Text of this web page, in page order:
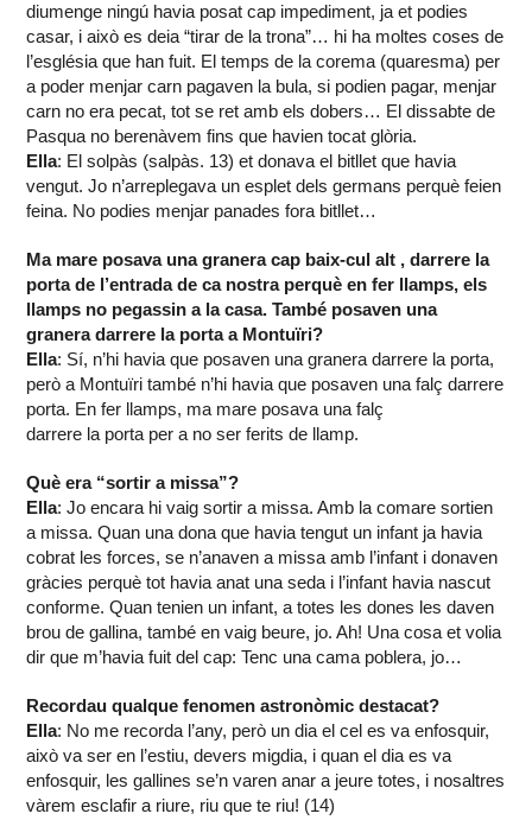
diumenge ningú havia posat cap impediment, ja et podies
casar, i això es deia “tirar de la trona”… hi ha moltes coses de
l’església que han fuit. El temps de la corema (quaresma) per
a poder menjar carn pagaven la bula, si podien pagar, menjar
carn no era pecat, tot se ret amb els dobers… El dissabte de
Pasqua no berenàvem fins que havien tocat glòria.
Ella: El solpàs (salpàs. 13) et donava el bitllet que havia
vengut. Jo n’arreplegava un esplet dels germans perquè feien
feina. No podies menjar panades fora bitllet…
Ma mare posava una granera cap baix-cul alt , darrere la
porta de l’entrada de ca nostra perquè en fer llamps, els
llamps no pegassin a la casa. També posaven una
granera darrere la porta a Montuïri?
Ella: Sí, n’hi havia que posaven una granera darrere la porta,
però a Montuïri també n’hi havia que posaven una falç darrere
porta. En fer llamps, ma mare posava una falç
darrere la porta per a no ser ferits de llamp.
Què era “sortir a missa”?
Ella: Jo encara hi vaig sortir a missa. Amb la comare sortien
a missa. Quan una dona que havia tengut un infant ja havia
cobrat les forces, se n’anaven a missa amb l’infant i donaven
gràcies perquè tot havia anat una seda i l’infant havia nascut
conforme. Quan tenien un infant, a totes les dones les daven
brou de gallina, també en vaig beure, jo. Ah! Una cosa et volia
dir que m’havia fuit del cap: Tenc una cama poblera, jo…
Recordau qualque fenomen astronòmic destacat?
Ella: No me recorda l’any, però un dia el cel es va enfosquir,
això va ser en l’estiu, devers migdia, i quan el dia es va
enfosquir, les gallines se’n varen anar a jeure totes, i nosaltres
vàrem esclafir a riure, riu que te riu! (14)